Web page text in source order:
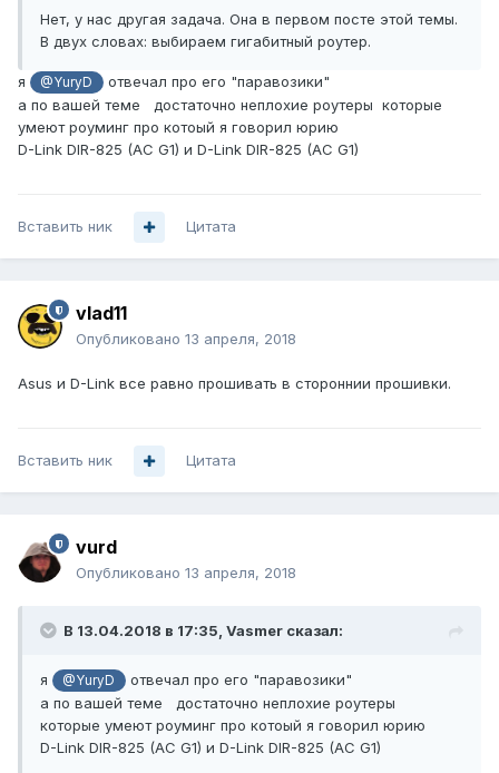
Нет, у нас другая задача. Она в первом посте этой темы.
В двух словах: выбираем гигабитный роутер.
я @YuryD
отвечал про его "паравозики"
а по вашей теме достаточно неплохие роутеры которые
умеют роуминг про котоый я говорил юрию
D-Link DIR-825 (AC G1) и D-Link DIR-825 (AC G1)
Вставить ник Цитата
vlad11
Опубликовано 13 апреля, 2018
Asus и D-Link все равно прошивать в стороннии прошивки.
Вставить ник Цитата
vurd
Опубликовано 13 апреля, 2018
В 13.04.2018 в 17:35, Vasmer сказал:
я @YuryD
отвечал про его "паравозики"
а по вашей теме достаточно неплохие роутеры
которые умеют роуминг про котоый я говорил юрию
D-Link DIR-825 (AC G1) и D-Link DIR-825 (AC G1)